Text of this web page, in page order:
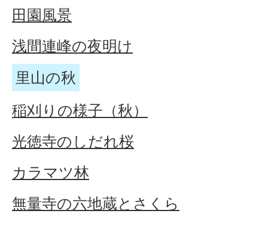
田園風景
浅間連峰の夜明け
里山の秋
稲刈りの様子（秋）
光徳寺のしだれ桜
カラマツ林
無量寺の六地蔵とさくら